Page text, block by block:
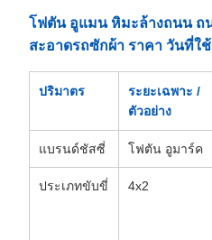
โฟตัน อูแมน หิมะล้างถนน ถ
สะอาดรถซักผ้า ราคา วันที่ใ
ปริมาตร
ระยะเฉพาะ /
ตัวอย่าง
แบรนด์ชัสซี่ โฟตัน อูมาร์ค
ประเภทขับขี่ 4x2